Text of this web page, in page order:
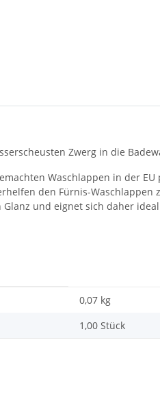
Zwerg in die
Waschlappen in der
den Fürnis-Waschlappen
und eignet sich daher
0,07 kg
1,00 Stück